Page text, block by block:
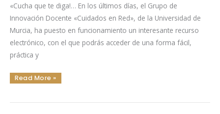
«Cucha que te diga!… En los últimos días, el Grupo de
Innovación Docente «Cuidados en Red», de la Universidad de
Murcia, ha puesto en funcionamiento un interesante recurso
electrónico, con el que podrás acceder de una forma fácil,
práctica y
#Evidénciante:
Repositorio
Electrónicos
Read More »